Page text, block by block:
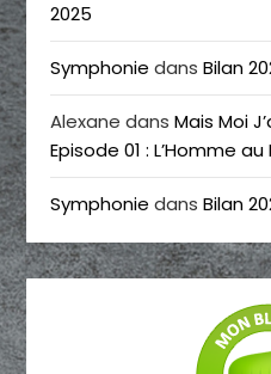
2025
Symphonie dansBilan
Alexane dansMais Moi
Episode 01 : L’Homme
Symphonie dansBilan